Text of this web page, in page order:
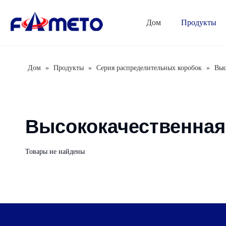
Дом Продукты
Дом » Продукты » Серия распределительных коробок »
Товары не найдены